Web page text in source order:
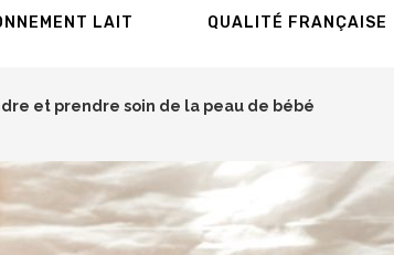
LAIT QUALITÉ FRANÇAISE
et prendre soin de la peau de bébé